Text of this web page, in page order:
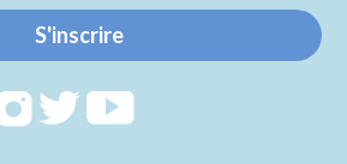
S'inscrire
RejoignezRejoignezRejoignez